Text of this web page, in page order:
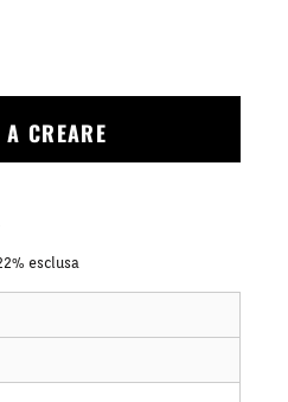
CREARE
esclusa